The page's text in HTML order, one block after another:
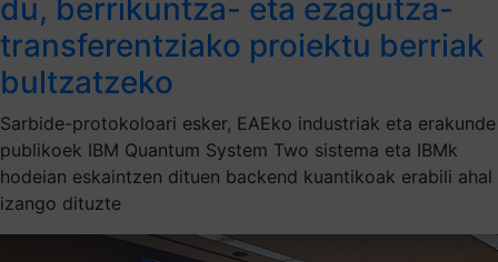
du, berrikuntza- eta ezagutza-
transferentziako proiektu berriak
bultzatzeko
Sarbide-protokoloari esker, EAEko industriak eta erakunde
publikoek IBM Quantum System Two sistema eta IBMk
hodeian eskaintzen dituen backend kuantikoak erabili ahal
izango dituzte